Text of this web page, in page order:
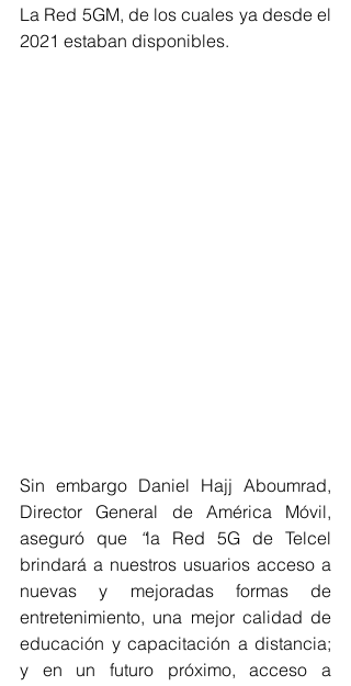
La Red 5GM, de los cuales ya desde el
2021 estaban disponibles.
Sin embargo Daniel Hajj Aboumrad,
Director General de América Móvil,
aseguró que
“la Red 5G de Telcel
brindará a nuestros usuarios acceso a
nuevas y mejoradas formas de
entretenimiento, una mejor calidad de
educación y capacitación a distancia;
y en un futuro próximo, acceso a